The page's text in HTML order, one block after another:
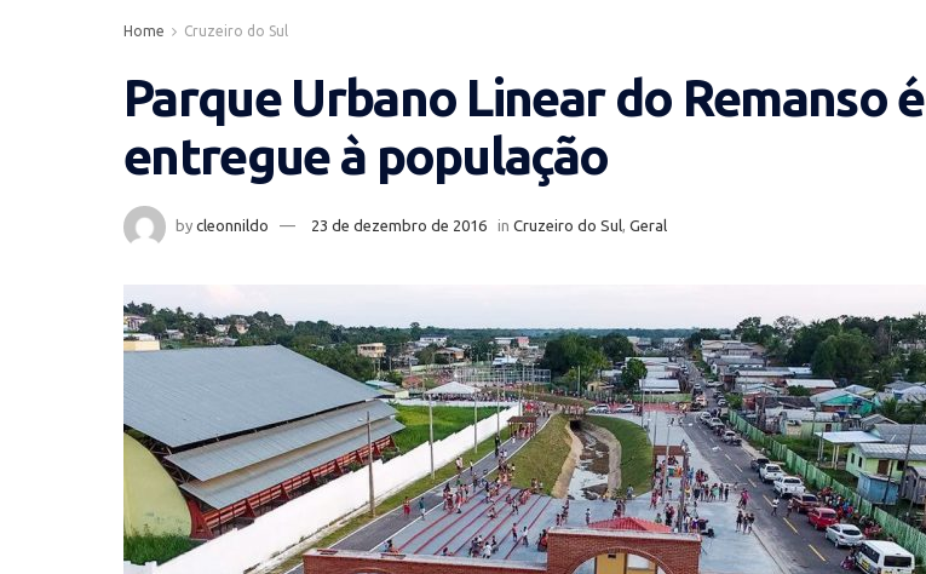
Home Cruzeiro do Sul
Parque Urbano Linear do Remanso é
entregue à população
by cleonnildo 23 de dezembro de 2016 in Cruzeiro do Sul Geral